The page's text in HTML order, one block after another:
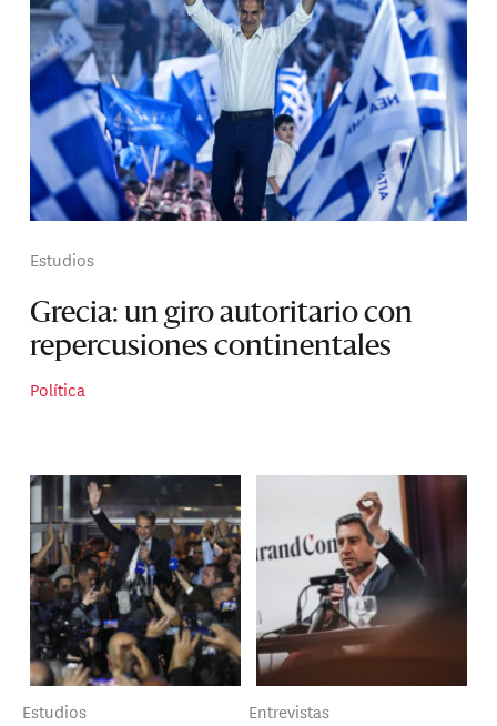
Estudios
Grecia: un giro autoritario con
repercusiones continentales
Política
Estudios
Entrevistas